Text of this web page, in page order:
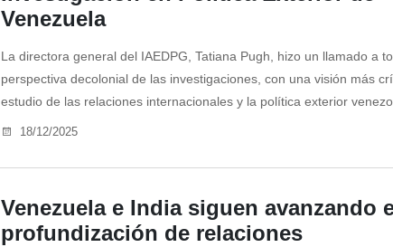
Venezuela
La directora general del IAEDPG, Tatiana Pugh, hizo un llamado a
perspectiva decolonial de las investigaciones, con una visión más
estudio de las relaciones internacionales y la política exterior
18/12/2025
Venezuela e India siguen avanzando
profundización de relaciones